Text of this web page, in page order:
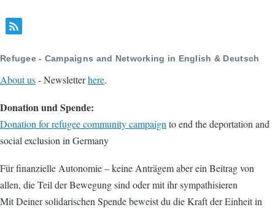
Refugee - Campaigns and Networking in English & Deutsch
About us- Newsletterhere.
Donation und Spende:
Donation for refugee community campaign to end the deportation and
social exclusion in Germany
Für finanzielle Autonomie – keine Anträgem aber ein Beitrag von
allen, die Teil der Bewegung sind oder mit ihr sympathisieren
Mit Deiner solidarischen Spende beweist du die Kraft der Einheit in